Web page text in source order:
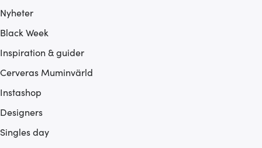
Nyheter
Black Week
Inspiration & guider
Cerveras Muminvärld
Instashop
Designers
Singles day